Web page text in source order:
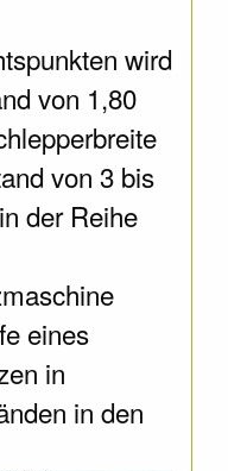
wird
von 1,80
von 3 bis
der Reihe
eines
in
in den